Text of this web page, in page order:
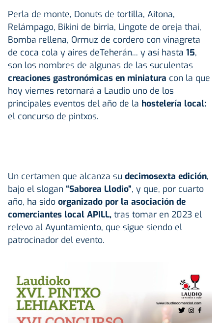
Perla de monte, Donuts de tortilla, Aitona,
Relámpago, Bikini de birria, Lingote de oreja thai,
Bomba rellena, Ormuz de cordero con vinagreta
de coca cola y aires deTeherán... y así hasta 15,
son los nombres de algunas de las suculentas
creaciones gastronómicas en miniatura con la que
hoy viernes retornará a Laudio uno de los
principales eventos del año de la hostelería local:
el concurso de pintxos.
Un certamen que alcanza su decimosexta edición,
bajo el slogan “Saborea Llodio”, y que, por cuarto
año, ha sido organizado por la asociación de
comerciantes local APILL, tras tomar en 2023 el
relevo al Ayuntamiento, que sigue siendo el
patrocinador del evento.